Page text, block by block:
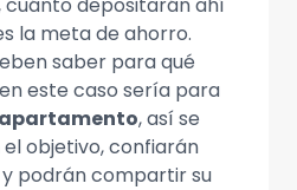
la meta de ahorro.
saber para qué
este caso sería para
, así se
objetivo, confiarán
podrán compartir su